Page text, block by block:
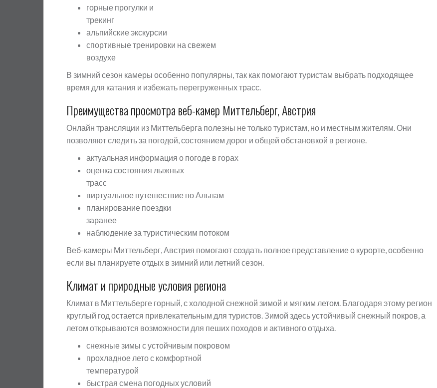
горные прогулки и
трекинг
альпийские экскурсии
спортивные тренировки на свежем
воздухе
В зимний сезон камеры особенно популярны, так как помогают туристам выбрать подходящее
время для катания и избежать перегруженных трасс.
Преимущества просмотра веб-камер Миттельберг, Австрия
Онлайн трансляции из Миттельберга полезны не только туристам, но и местным жителям. Они
позволяют следить за погодой, состоянием дорог и общей обстановкой в регионе.
актуальная информация о погоде в горах
оценка состояния лыжных
трасс
виртуальное путешествие по Альпам
планирование поездки
заранее
наблюдение за туристическим потоком
Веб-камеры Миттельберг, Австрия помогают создать полное представление о курорте, особенно
если вы планируете отдых в зимний или летний сезон.
Климат и природные условия региона
Климат в Миттельберге горный, с холодной снежной зимой и мягким летом. Благодаря этому регион
круглый год остается привлекательным для туристов. Зимой здесь устойчивый снежный покров, а
летом открываются возможности для пеших походов и активного отдыха.
снежные зимы с устойчивым покровом
прохладное лето с комфортной
температурой
быстрая смена погодных условий